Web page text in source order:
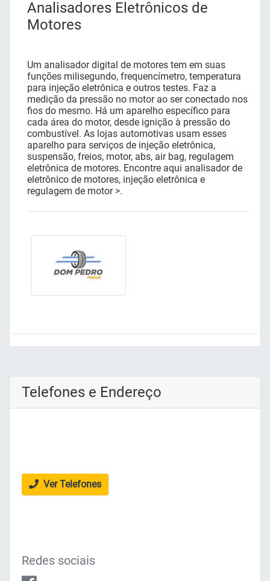
Analisadores Eletrônicos de
Motores
Um analisador digital de motores tem em suas
funções milisegundo, frequencímetro, temperatura
para injeção eletrônica e outros testes. Faz a
medição da pressão no motor ao ser conectado nos
fios do mesmo. Há um aparelho específico para
cada área do motor, desde ignição à pressão do
combustível. As lojas automotivas usam esses
aparelho para serviços de injeção eletrônica,
suspensão, freios, motor, abs, air bag, regulagem
eletrônica de motores. Encontre aqui analisador de
eletrônico de motores, injeção eletrônica e
regulagem de motor >.
Telefones e Endereço
Ver Telefones
Redes sociais